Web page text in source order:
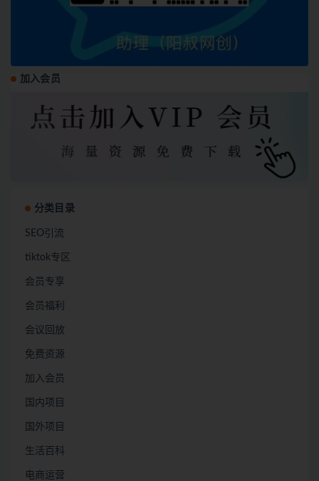
加入会员
分类目录
SEO引流
tiktok专区
会员专享
会员福利
会议回放
免费资源
加入会员
国内项目
国外项目
生活百科
电商运营